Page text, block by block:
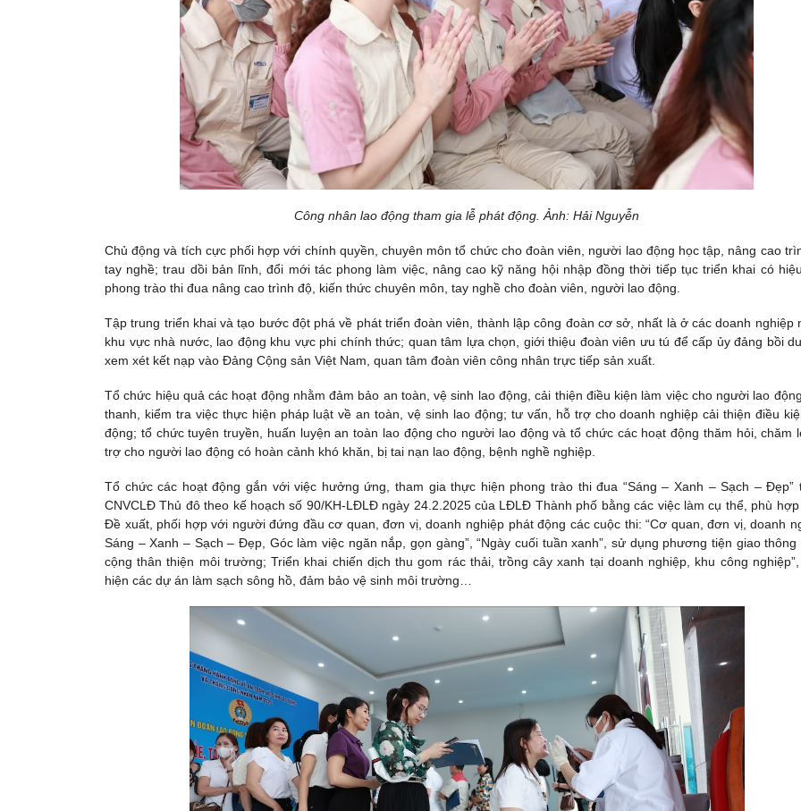
Công nhân lao động tham gia lễ phát động. Ảnh: Hải Nguyễn
Chủ động và tích cực phối hợp với chính quyền, chuyên môn tổ chức cho đoàn viên, người lao động học tập, nâng cao
tay nghề; trau dồi bản lĩnh, đổi mới tác phong làm việc, nâng cao kỹ năng hội nhập đồng thời tiếp tục triển khai có
phong trào thi đua nâng cao trình độ, kiến thức chuyên môn, tay nghề cho đoàn viên, người lao động.
Tập trung triển khai và tạo bước đột phá về phát triển đoàn viên, thành lập công đoàn cơ sở, nhất là ở các doanh nghiệp
khu vực nhà nước, lao động khu vực phi chính thức; quan tâm lựa chọn, giới thiệu đoàn viên ưu tú để cấp ủy đảng bồi
xem xét kết nạp vào Đảng Cộng sản Việt Nam, quan tâm đoàn viên công nhân trực tiếp sản xuất.
Tổ chức hiệu quả các hoạt động nhằm đảm bảo an toàn, vệ sinh lao động, cải thiện điều kiện làm việc cho người lao
thanh, kiểm tra việc thực hiện pháp luật về an toàn, vệ sinh lao động; tư vấn, hỗ trợ cho doanh nghiệp cải thiện điều
động; tổ chức tuyên truyền, huấn luyện an toàn lao động cho người lao động và tổ chức các hoạt động thăm hỏi, chăm
trợ cho người lao động có hoàn cảnh khó khăn, bị tai nạn lao động, bệnh nghề nghiệp.
Tổ chức các hoạt động gắn với việc hưởng ứng, tham gia thực hiện phong trào thi đua “Sáng – Xanh – Sạch – Đẹp”
CNVCLĐ Thủ đô theo kế hoạch số 90/KH-LĐLĐ ngày 24.2.2025 của LĐLĐ Thành phố bằng các việc làm cụ thể, phù
Đề xuất, phối hợp với người đứng đầu cơ quan, đơn vị, doanh nghiệp phát động các cuộc thi: “Cơ quan, đơn vị, doanh
Sáng – Xanh – Sạch – Đẹp, Góc làm việc ngăn nắp, gọn gàng”, “Ngày cuối tuần xanh”, sử dụng phương tiện giao thông
cộng thân thiện môi trường; Triển khai chiến dịch thu gom rác thải, trồng cây xanh tại doanh nghiệp, khu công
hiện các dự án làm sạch sông hồ, đảm bảo vệ sinh môi trường…